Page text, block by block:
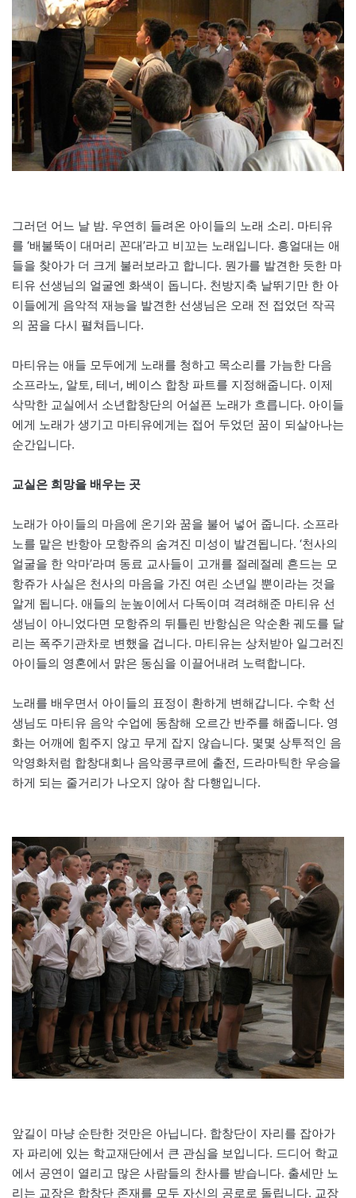
그러던 어느 날 밤. 우연히 들려온 아이들의 노래 소리. 마티유
를 ‘배불뚝이 대머리 꼰대’라고 비꼬는 노래입니다. 흥얼대는 애
들을 찾아가 더 크게 불러보라고 합니다. 뭔가를 발견한 듯한 마
티유 선생님의 얼굴엔 화색이 돕니다. 천방지축 날뛰기만 한 아
이들에게 음악적 재능을 발견한 선생님은 오래 전 접었던 작곡
의 꿈을 다시 펼쳐듭니다.
마티유는 애들 모두에게 노래를 청하고 목소리를 가늠한 다음
소프라노, 알토, 테너, 베이스 합창 파트를 지정해줍니다. 이제
삭막한 교실에서 소년합창단의 어설픈 노래가 흐릅니다. 아이들
에게 노래가 생기고 마티유에게는 접어 두었던 꿈이 되살아나는
순간입니다.
교실은 희망을 배우는 곳
노래가 아이들의 마음에 온기와 꿈을 불어 넣어 줍니다. 소프라
노를 맡은 반항아 모항쥬의 숨겨진 미성이 발견됩니다. ‘천사의
얼굴을 한 악마’라며 동료 교사들이 고개를 절레절레 흔드는 모
항쥬가 사실은 천사의 마음을 가진 여린 소년일 뿐이라는 것을
알게 됩니다. 애들의 눈높이에서 다독이며 격려해준 마티유 선
생님이 아니었다면 모항쥬의 뒤틀린 반항심은 악순환 궤도를 달
리는 폭주기관차로 변했을 겁니다. 마티유는 상처받아 일그러진
아이들의 영혼에서 맑은 동심을 이끌어내려 노력합니다.
노래를 배우면서 아이들의 표정이 환하게 변해갑니다. 수학 선
생님도 마티유 음악 수업에 동참해 오르간 반주를 해줍니다. 영
화는 어깨에 힘주지 않고 무게 잡지 않습니다. 몇몇 상투적인 음
악영화처럼 합창대회나 음악콩쿠르에 출전, 드라마틱한 우승을
하게 되는 줄거리가 나오지 않아 참 다행입니다.
앞길이 마냥 순탄한 것만은 아닙니다. 합창단이 자리를 잡아가
자 파리에 있는 학교재단에서 큰 관심을 보입니다. 드디어 학교
에서 공연이 열리고 많은 사람들의 찬사를 받습니다. 출세만 노
리는 교장은 합창단 존재를 모두 자신의 공로로 돌립니다. 교장